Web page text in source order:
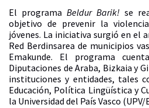
El programa Beldur Barik! se
objetivo de prevenir la
jóvenes. La iniciativa surgió en el
Red Berdinsarea de municipios
Emakunde. El programa
Diputaciones de Araba, Bizkaia y
instituciones y entidades, tales
Educación, Política Lingüística y
la Universidad del País Vasco (UPV/